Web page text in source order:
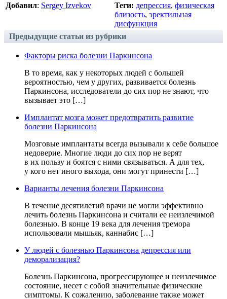
Добавил: Sergey Izvekov Теги: депрессия, физическая
близость, эректильная
дисфункция
Предыдущие статьи из рубрики
Факторы риска болезни Паркинсона
В то время, как у некоторых людей с большей
вероятностью, чем у других, развивается болезнь
Паркинсона, исследователи до сих пор не знают, что
вызывает это […]
Имплантат мозга может предотвратить развитие
болезни Паркинсона
Мозговые имплантаты всегда вызывали к себе большое
недоверие. Многие люди до сих пор не верят
в их пользу и боятся с ними связываться. А для тех,
у кого нет иного выхода, они могут принести […]
Варианты лечения болезни Паркинсона
В течение десятилетий врачи не могли эффективно
лечить болезнь Паркинсона и считали ее неизлечимой
болезнью. В конце 19 века для лечения тремора
использовали мышьяк, каннабис […]
У людей с болезнью Паркинсона депрессия или
деморализация?
Болезнь Паркинсона, прогрессирующее и неизлечимое
состояние, несет с собой значительные физические
симптомы. К сожалению, заболевание также может